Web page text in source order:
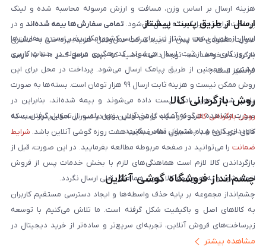
هزینه ارسال بر اساس وزن، مسافت و ارزش مرسوله محاسبه شده و لینک
پرداخت برای تحویل‌گیرنده ارسال می‌شود. تمامی سفارش‌ها بیمه شده‌اند و در
صورت مفقودی کالا، پس از تایید شرکت حمل‌ونقل، هزینه پرداختی به مشتری
بازگردانده خواهد شد. توجه داشته باشید که بیمه شامل کسر ۱۰ تا ۱۵ درصد
فرانشیز است.
ارسال از طریق پست پیشتاز
ارسال از طریق پست پیشتاز نیز برای سراسر کشور امکان‌پذیر است و سفارش‌ها
در روز کاری بعد از ثبت، ارسال می‌شوند. کد رهگیری مرسوله در حساب کاربری
مشتری و همچنین از طریق پیامک ارسال می‌شود. پرداخت در محل برای این
روش ممکن نیست و هزینه ثابت ارسال ۹۹ هزار تومان است. بسته‌ها به صورت
پلمپ شده تحویل اداره پست داده می‌شوند و بیمه شده‌اند، بنابراین در
صورت مشاهده هرگونه آسیب یا مخدوش بودن پلمپ، از تحویل گرفتن بسته
خودداری کرده و با پشتیبانی تماس بگیرید.
روش بازگردانی کالا
روش بازگردانی کالادر فروشگاه گوشی آنلاین تنها در صورتی امکان‌پذیر است که
کالای خریداری شده مشمول مفاد ضمانت هفت روزه گوشی آنلاین باشد. شرایط
ضمانت را می‌توانید در صفحه مربوطه مطالعه بفرمایید. در این صورت، قبل از
بازگرداندن کالا لازم است هماهنگی‌های لازم با بخش خدمات پس از فروش
انجام شود و به هیچ‌وجه کالا بدون هماهنگی قبلی ارسال نگردد.
چشم‌انداز فروشگاه گوشی آنلاین
چشم‌انداز مجموعه بر پایه حذف واسطه‌ها و ایجاد دسترسی مستقیم کاربران
به کالاهای اصل و باکیفیت شکل گرفته است. ما تلاش می‌کنیم با توسعه
زیرساخت‌های فروش آنلاین، تجربه‌ای سریع‌تر و ساده‌تر از خرید دیجیتال در
ایران ارائه دهیم. تبدیل‌شدن به مرجعی قابل اعتماد برای خرید کالای دیجیتال،
مشاهده بیشتر